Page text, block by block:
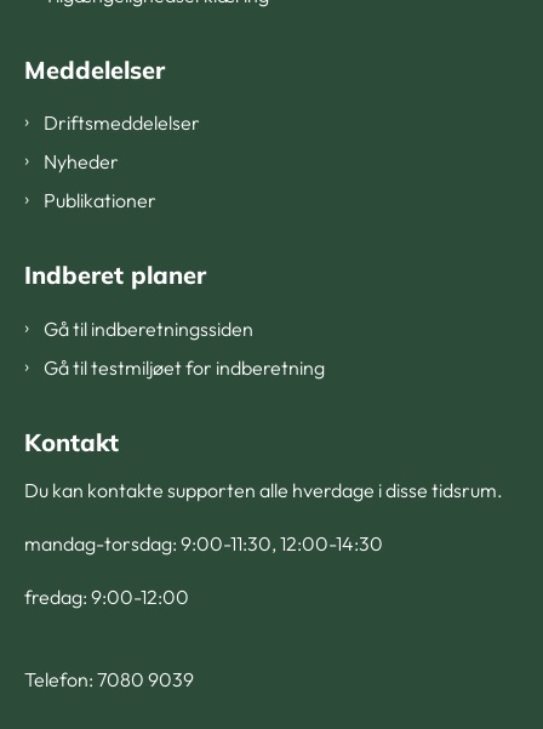
Meddelelser
Driftsmeddelelser
Nyheder
Publikationer
Indberet planer
Gå til indberetningssiden
Gå til testmiljøet for indberetning
Kontakt
Du kan kontakte supporten alle hverdage i disse tidsrum.
mandag-torsdag: 9:00-11:30, 12:00-14:30
fredag: 9:00-12:00
Telefon: 7080 9039